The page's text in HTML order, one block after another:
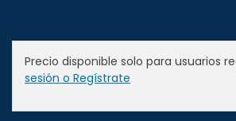
Precio disponible solo para usuarios
sesión o Regístrate